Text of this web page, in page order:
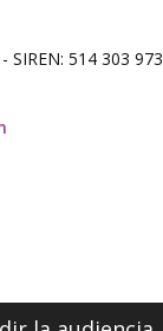
- SIREN: 514 303 973